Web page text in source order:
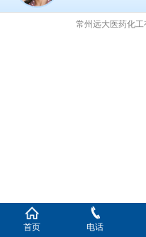
常州远大医药化工
首页 电话